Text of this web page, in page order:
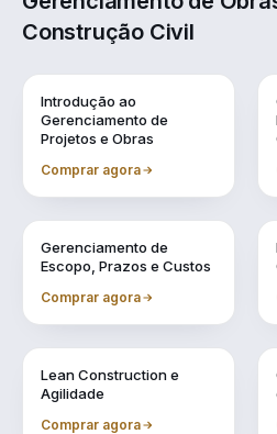
Construção Civil
Introdução ao
Gerenciamento de
Projetos e Obras
Comprar agora
Gerenciamento de
Escopo, Prazos e Custos
Comprar agora
Lean Construction e
Agilidade
Comprar agora